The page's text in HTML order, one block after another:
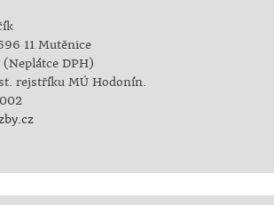
11 Mutěnice
DPH)
rejstříku MÚ Hodonín.